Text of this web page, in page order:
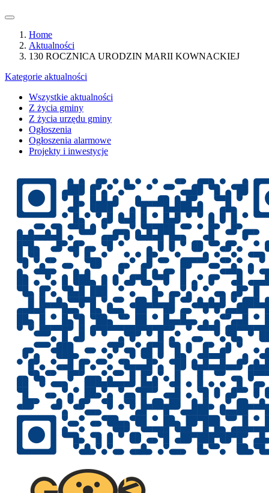
Home
Aktualności
130 ROCZNICA URODZIN MARII KOWNACKIEJ
Kategorie aktualności
Wszystkie aktualności
Z życia gminy
Z życia urzędu gminy
Ogłoszenia
Ogłoszenia alarmowe
Projekty i inwestycje